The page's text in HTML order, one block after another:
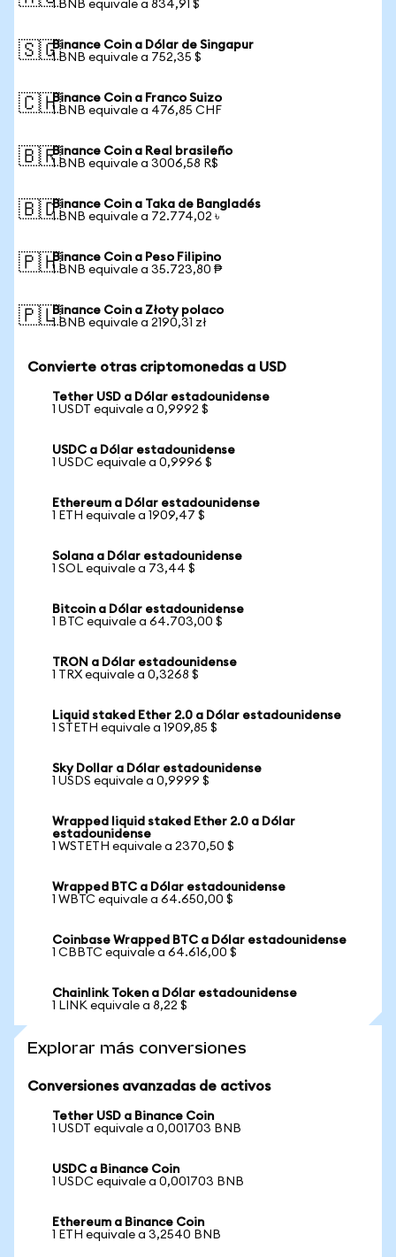
1 BNB equivale a 834,91 $
🇸🇬Binance Coin a Dólar de Singapur
1 BNB equivale a 752,35 $
🇨🇭Binance Coin a Franco Suizo
1 BNB equivale a 476,85 CHF
🇧🇷Binance Coin a Real brasileño
1 BNB equivale a 3006,58 R$
🇧🇩Binance Coin a Taka de Bangladés
1 BNB equivale a 72.774,02 ৳
🇵🇭Binance Coin a Peso Filipino
1 BNB equivale a 35.723,80 ₱
🇵🇱Binance Coin a Złoty polaco
1 BNB equivale a 2190,31 zł
Convierte otras criptomonedas a USD
Tether USD a Dólar estadounidense
1 USDT equivale a 0,9992 $
USDC a Dólar estadounidense
1 USDC equivale a 0,9996 $
Ethereum a Dólar estadounidense
1 ETH equivale a 1909,47 $
Solana a Dólar estadounidense
1 SOL equivale a 73,44 $
Bitcoin a Dólar estadounidense
1 BTC equivale a 64.703,00 $
TRON a Dólar estadounidense
1 TRX equivale a 0,3268 $
Liquid staked Ether 2.0 a Dólar estadounidense
1 STETH equivale a 1909,85 $
Sky Dollar a Dólar estadounidense
1 USDS equivale a 0,9999 $
Wrapped liquid staked Ether 2.0 a Dólar
estadounidense
1 WSTETH equivale a 2370,50 $
Wrapped BTC a Dólar estadounidense
1 WBTC equivale a 64.650,00 $
Coinbase Wrapped BTC a Dólar estadounidense
1 CBBTC equivale a 64.616,00 $
Chainlink Token a Dólar estadounidense
1 LINK equivale a 8,22 $
Explorar más conversiones
Conversiones avanzadas de activos
Tether USD a Binance Coin
1 USDT equivale a 0,001703 BNB
USDC a Binance Coin
1 USDC equivale a 0,001703 BNB
Ethereum a Binance Coin
1 ETH equivale a 3,2540 BNB